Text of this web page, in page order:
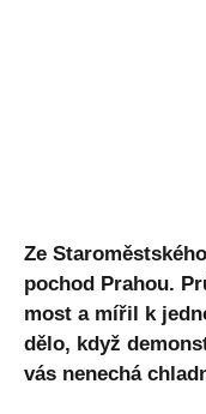
Ze
pochod Prahou.
most a mířil k
dělo, když
vás nenechá